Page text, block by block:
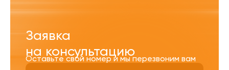
Заявка
на консультацию
Оставьте свой номер и мы перезвоним вам